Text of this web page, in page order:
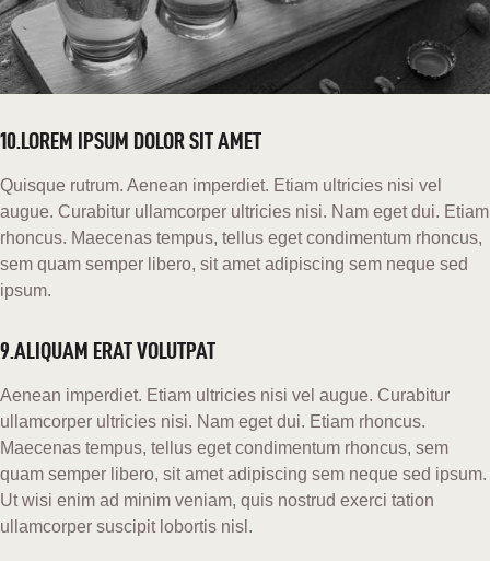
10.LOREM IPSUM DOLOR SIT AMET
Quisque rutrum. Aenean imperdiet. Etiam ultricies nisi vel
augue. Curabitur ullamcorper ultricies nisi. Nam eget dui. Etiam
rhoncus. Maecenas tempus, tellus eget condimentum rhoncus,
sem quam semper libero, sit amet adipiscing sem neque sed
ipsum.
9.ALIQUAM ERAT VOLUTPAT
Aenean imperdiet. Etiam ultricies nisi vel augue. Curabitur
ullamcorper ultricies nisi. Nam eget dui. Etiam rhoncus.
Maecenas tempus, tellus eget condimentum rhoncus, sem
quam semper libero, sit amet adipiscing sem neque sed ipsum.
Ut wisi enim ad minim veniam, quis nostrud exerci tation
ullamcorper suscipit lobortis nisl.